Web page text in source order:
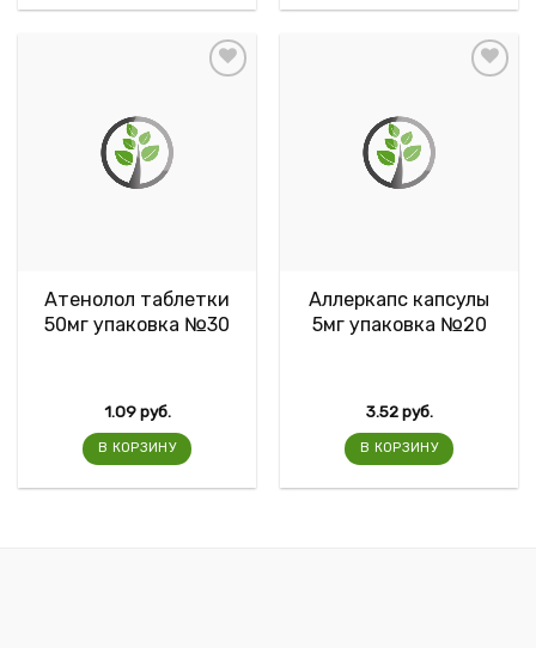
Атенолол таблетки
50мг упаковка №30
1.09руб.
В КОРЗИНУ
Аллеркапс капсулы
5мг упаковка №20
3.52руб.
В КОРЗИНУ